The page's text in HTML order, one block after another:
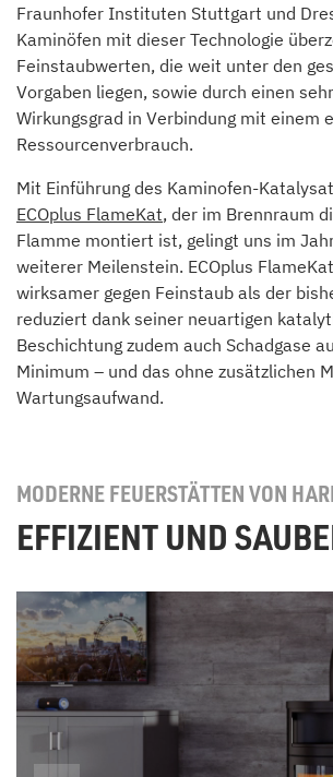
Fraunhofer Instituten Stuttgart und
Kaminöfen mit dieser Technologie
Feinstaubwerten, die weit unter den
Vorgaben liegen, sowie durch einen
Wirkungsgrad in Verbindung mit einem
Ressourcenverbrauch.
Mit Einführung des Kaminofen-
ECOplus FlameKat, der im Brennraum
Flamme montiert ist, gelingt uns im
weiterer Meilenstein. ECOplus
wirksamer gegen Feinstaub als der
reduziert dank seiner neuartigen
Beschichtung zudem auch Schadgase
Minimum – und das ohne zusätzlichen
Wartungsaufwand.
MODERNE FEUERSTÄTTEN VON
EFFIZIENT UND